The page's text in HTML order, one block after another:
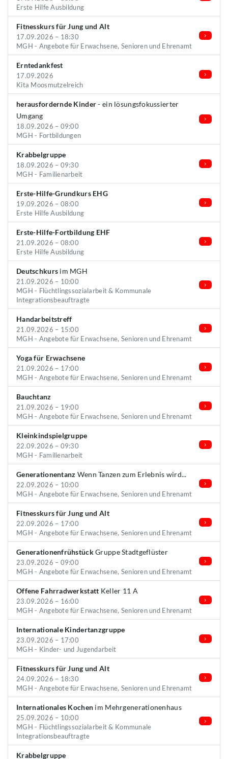
Erste Hilfe Ausbildung
Fitnesskurs für Jung und Alt
17.09.2026 – 18:30
MGH - Angebote für Erwachsene, Senioren und Ehrenamt
Erntedankfest
17.09.2026
Kita Moosmutzelreich
herausfordernde Kinder- ein lösungsfokussierter
Umgang
18.09.2026 – 09:00
MGH - Fortbildungen
Krabbelgruppe
18.09.2026 – 09:30
MGH - Familienarbeit
Erste-Hilfe-Grundkurs EHG
19.09.2026 – 08:00
Erste Hilfe Ausbildung
Erste-Hilfe-Fortbildung EHF
21.09.2026 – 08:00
Erste Hilfe Ausbildung
Deutschkurs im MGH
21.09.2026 – 10:00
MGH - Flüchtlingssozialarbeit & Kommunale
Integrationsbeauftragte
Handarbeitstreff
21.09.2026 – 15:00
MGH - Angebote für Erwachsene, Senioren und Ehrenamt
Yoga für Erwachsene
21.09.2026 – 17:00
MGH - Angebote für Erwachsene, Senioren und Ehrenamt
Bauchtanz
21.09.2026 – 19:00
MGH - Angebote für Erwachsene, Senioren und Ehrenamt
Kleinkindspielgruppe
22.09.2026 – 09:30
MGH - Familienarbeit
Generationentanz Wenn Tanzen zum Erlebnis wird...
22.09.2026 – 10:00
MGH - Angebote für Erwachsene, Senioren und Ehrenamt
Fitnesskurs für Jung und Alt
22.09.2026 – 17:00
MGH - Angebote für Erwachsene, Senioren und Ehrenamt
GenerationenfrühstückGruppe Stadtgeflüster
23.09.2026 – 09:00
MGH - Angebote für Erwachsene, Senioren und Ehrenamt
Offene Fahrradwerkstatt Keller 11 A
23.09.2026 – 16:00
MGH - Angebote für Erwachsene, Senioren und Ehrenamt
Internationale Kindertanzgruppe
23.09.2026 – 17:00
MGH - Kinder- und Jugendarbeit
Fitnesskurs für Jung und Alt
24.09.2026 – 18:30
MGH - Angebote für Erwachsene, Senioren und Ehrenamt
Internationales Kochen im Mehrgenerationenhaus
25.09.2026 – 10:00
MGH - Flüchtlingssozialarbeit & Kommunale
Integrationsbeauftragte
Krabbelgruppe